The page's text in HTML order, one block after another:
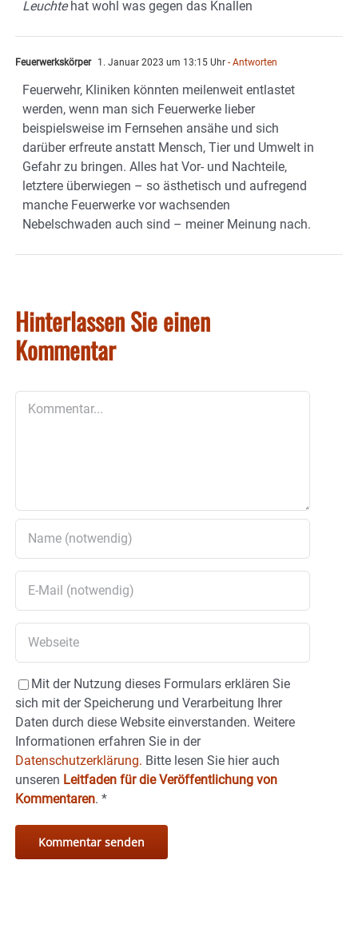
Leuchtehat wohl was gegen das Knallen
Feuerwerkskörper 1. Januar 2023 um 13:15 Uhr - Antworten
Feuerwehr, Kliniken könnten meilenweit entlastet
werden, wenn man sich Feuerwerke lieber
beispielsweise im Fernsehen ansähe und sich
darüber erfreute anstatt Mensch, Tier und Umwelt in
Gefahr zu bringen. Alles hat Vor- und Nachteile,
letztere überwiegen – so ästhetisch und aufregend
manche Feuerwerke vor wachsenden
Nebelschwaden auch sind – meiner Meinung nach.
Hinterlassen Sie einen
Kommentar
Mit der Nutzung dieses Formulars erklären Sie
sich mit der Speicherung und Verarbeitung Ihrer
Daten durch diese Website einverstanden. Weitere
Informationen erfahren Sie in der
Datenschutzerklärung. Bitte lesen Sie hier auch
unseren Leitfaden für die Veröffentlichung von
Kommentaren. *